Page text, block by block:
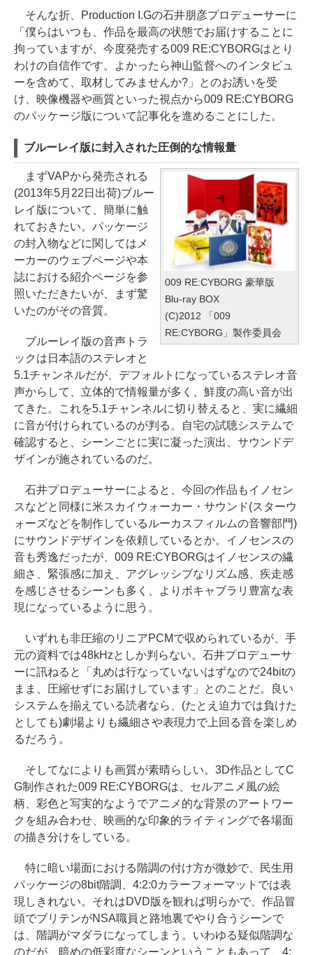
そんな折、Production I.Gの石井朋彦プロデューサーに
「僕らはいつも、作品を最高の状態でお届けすることに
拘っていますが、今度発売する009 RE:CYBORGはとり
わけの自信作です。よかったら神山監督へのインタビュ
ーを含めて、取材してみませんか?」とのお誘いを受
け、映像機器や画質といった視点から009 RE:CYBORG
のパッケージ版について記事化を進めることにした。
ブルーレイ版に封入された圧倒的な情報量
009 RE:CYBORG 豪華版
Blu-ray BOX
(C)2012 「009
RE:CYBORG」製作委員会
まずVAPから発売される
(2013年5月22日出荷)ブルー
レイ版について、簡単に触
れておきたい。パッケージ
の封入物などに関してはメ
ーカーのウェブページや本
誌における紹介ページを参
照いただきたいが、まず驚
いたのがその音質。
ブルーレイ版の音声トラ
ックは日本語のステレオと
5.1チャンネルだが、デフォルトになっているステレオ音
声からして、立体的で情報量が多く、鮮度の高い音が出
てきた。これを5.1チャンネルに切り替えると、実に繊細
に音が付けられているのが判る。自宅の試聴システムで
確認すると、シーンごとに実に凝った演出、サウンドデ
ザインが施されているのだ。
石井プロデューサーによると、今回の作品もイノセン
スなどと同様に米スカイウォーカー・サウンド(スターウ
ォーズなどを制作しているルーカスフィルムの音響部門)
にサウンドデザインを依頼しているとか。イノセンスの
音も秀逸だったが、009 RE:CYBORGはイノセンスの繊
細さ、緊張感に加え、アグレッシブなリズム感、疾走感
を感じさせるシーンも多く、よりボキャブラリ豊富な表
現になっているように思う。
いずれも非圧縮のリニアPCMで収められているが、手
元の資料では48kHzとしか判らない。石井プロデューサ
ーに訊ねると「丸めは行なっていないはずなので24bitの
まま、圧縮せずにお届けしています」とのことだ。良い
システムを揃えている読者なら、(たとえ迫力では負けた
としても)劇場よりも繊細さや表現力で上回る音を楽しめ
るだろう。
そしてなによりも画質が素晴らしい。3D作品としてC
G制作された009 RE:CYBORGは、セルアニメ風の絵
柄、彩色と写実的なようでアニメ的な背景のアートワー
クを組み合わせ、映画的な印象的ライティングで各場面
の描き分けをしている。
特に暗い場面における階調の付け方が微妙で、民生用
パッケージの8bit階調、4:2:0カラーフォーマットでは表
現しきれない。それはDVD版を観れば明らかで、作品冒
頭でブリテンがNSA職員と路地裏でやり合うシーンで
は、階調がマダラになってしまう。いわゆる疑似階調な
のだが、暗めの低彩度なシーンということもあって、4: